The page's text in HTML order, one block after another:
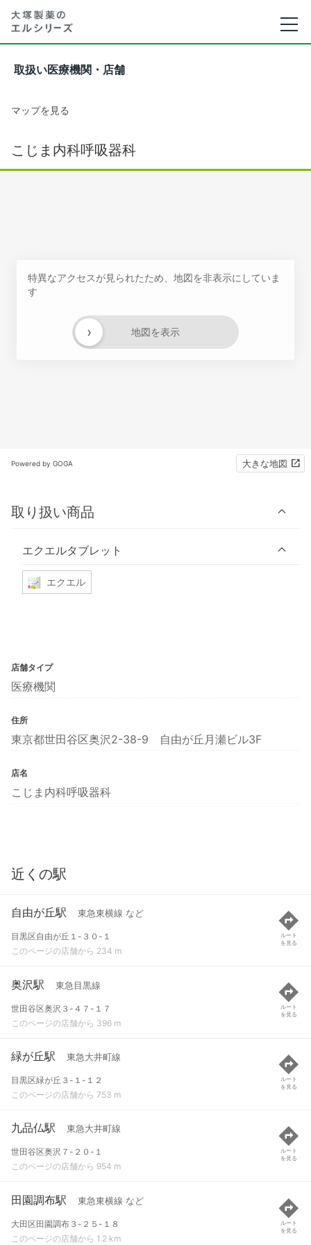
取扱い医療機関・店舗
マップを見る
こじま内科呼吸器科
特異なアクセスが見られたため、地図を非表示にしていま
す
地図を表示
›
Powered by GOGA 大きな地図
取り扱い商品
エクエルタブレット
エクエル
店舗タイプ
医療機関
住所
東京都世田谷区奥沢2-38-9 自由が丘月瀬ビル3F
店名
こじま内科呼吸器科
近くの駅
自由が丘駅 東急東横線 など
目黒区自由が丘１-３０-１
このページの店舗から 234 m
ルート
を見る
奥沢駅 東急目黒線
世田谷区奥沢３-４７-１７
このページの店舗から 396 m
ルート
を見る
緑が丘駅 東急大井町線
目黒区緑が丘３-１-１２
このページの店舗から 753 m
ルート
を見る
九品仏駅 東急大井町線
世田谷区奥沢７-２０-１
このページの店舗から 954 m
ルート
を見る
田園調布駅 東急東横線 など
大田区田園調布３-２５-１８
このページの店舗から 1.2 km
ルート
を見る